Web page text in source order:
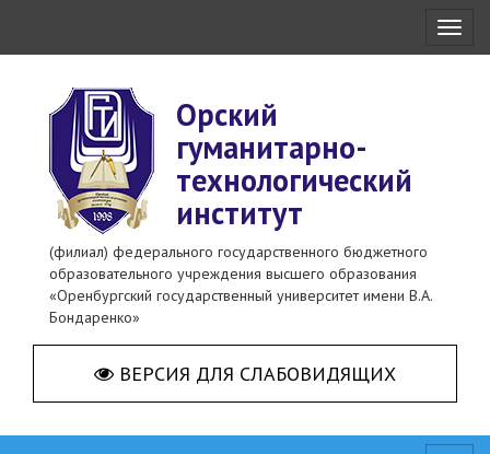
Орский
гуманитарно-
технологический
институт
(филиал) федерального государственного бюджетного
образовательного учреждения высшего образования
«Оренбургский государственный университет имени В.А.
Бондаренко»
ВЕРСИЯ ДЛЯ СЛАБОВИДЯЩИХ